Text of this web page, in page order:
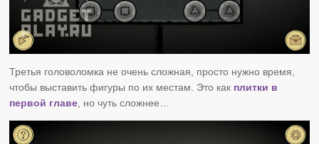
Третья головоломка не очень сложная, просто нужно время,
чтобы выставить фигуры по их местам. Это как плитки в
первой главе , но чуть сложнее…